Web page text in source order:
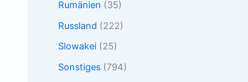
Rumänien (35)
Russland (222)
Slowakei (25)
Sonstiges (794)